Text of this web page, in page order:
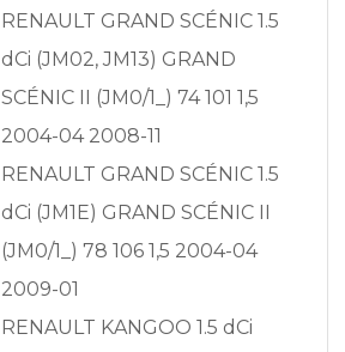
RENAULT GRAND SCÉNIC 1.5
dCi (JM02, JM13) GRAND
SCÉNIC II (JM0/1_) 74 101 1,5
2004-04 2008-11
RENAULT GRAND SCÉNIC 1.5
dCi (JM1E) GRAND SCÉNIC II
(JM0/1_) 78 106 1,5 2004-04
2009-01
RENAULT KANGOO 1.5 dCi